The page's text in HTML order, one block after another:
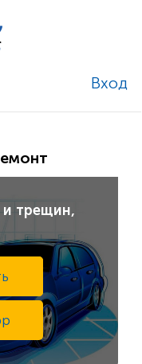
Вход
трещин,